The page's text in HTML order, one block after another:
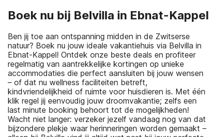
Boek nu bij Belvilla in Ebnat-Kappel
Ben jij toe aan ontspanning midden in de Zwitserse
natuur? Boek nu jouw ideale vakantiehuis via Belvilla in
Ebnat-Kappel! Ontdek onze beste deals en profiteer
regelmatig van aantrekkelijke kortingen op unieke
accommodaties die perfect aansluiten bij jouw wensen
– of dat nu wellness faciliteiten betreft,
kindvriendelijkheid of ruimte voor huisdieren is. Met één
klik regel jij eenvoudig jouw droomvakantie; zelfs een
last minute booking behoort tot de mogelijkheden!
Wacht niet langer: verzeker jezelf vandaag nog van dat
bijzondere plekje waar herinneringen worden gemaakt –